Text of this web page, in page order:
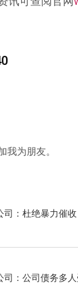
我为朋友。
：杜绝暴力催收
：公司债务多人